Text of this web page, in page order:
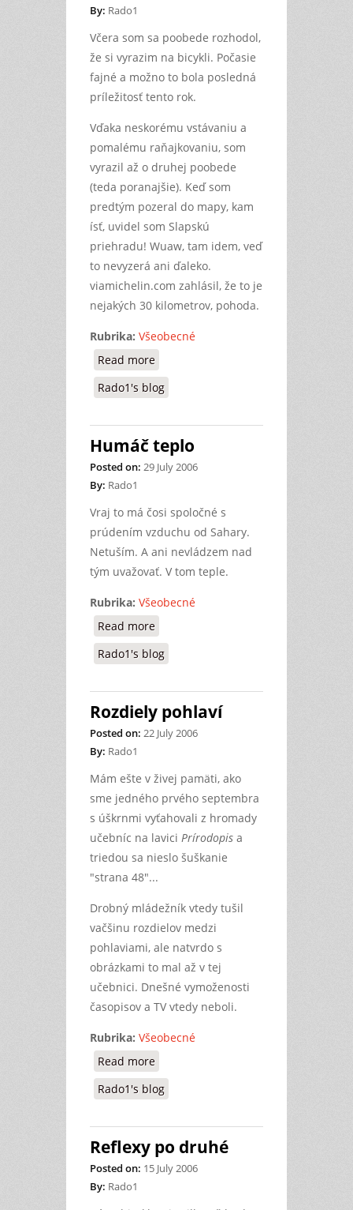
By: Rado1
Včera som sa poobede rozhodol,
že si vyrazim na bicykli. Počasie
fajné a možno to bola posledná
príležitosť tento rok.
Vďaka neskorému vstávaniu a
pomalému raňajkovaniu, som
vyrazil až o druhej poobede
(teda poranajšie). Keď som
predtým pozeral do mapy, kam
ísť, uvidel som Slapskú
priehradu! Wuaw, tam idem, veď
to nevyzerá ani ďaleko.
viamichelin.com zahlásil, že to je
nejakých 30 kilometrov, pohoda.
Rubrika: Všeobecné
Read more
Rado1's blog
Humáč teplo
Posted on: 29 July 2006
By: Rado1
Vraj to má čosi spoločné s
prúdením vzduchu od Sahary.
Netuším. A ani nevládzem nad
tým uvažovať. V tom teple.
Rubrika: Všeobecné
Read more
Rado1's blog
Rozdiely pohlaví
Posted on: 22 July 2006
By: Rado1
Mám ešte v živej pamäti, ako
sme jedného prvého septembra
s úškrnmi vyťahovali z hromady
učebníc na lavici Prírodopis a
triedou sa nieslo šuškanie
"strana 48"...
Drobný mládežník vtedy tušil
vačšinu rozdielov medzi
pohlaviami, ale natvrdo s
obrázkami to mal až v tej
učebnici. Dnešné vymoženosti
časopisov a TV vtedy neboli.
Rubrika: Všeobecné
Read more
Rado1's blog
Reflexy po druhé
Posted on: 15 July 2006
By: Rado1